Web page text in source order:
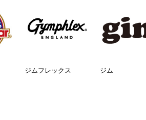
ジムフレックス ジム